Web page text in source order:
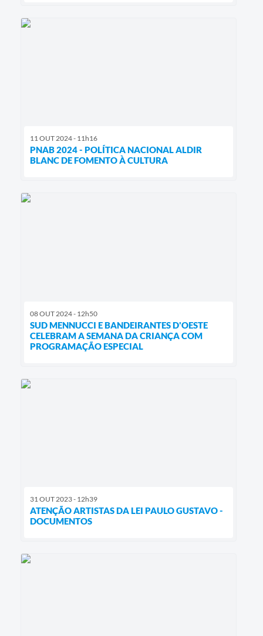
11 OUT 2024 - 11h16
PNAB 2024 - POLÍTICA NACIONAL ALDIR
BLANC DE FOMENTO À CULTURA
08 OUT 2024 - 12h50
SUD MENNUCCI E BANDEIRANTES D'OESTE
CELEBRAM A SEMANA DA CRIANÇA COM
PROGRAMAÇÃO ESPECIAL
31 OUT 2023 - 12h39
ATENÇÃO ARTISTAS DA LEI PAULO GUSTAVO -
DOCUMENTOS